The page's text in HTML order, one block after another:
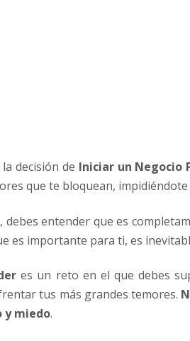
decisión de Iniciar un Negocio
que te bloquean,
debes entender que es
es importante para ti, es
es un reto en el que debes
tus más grandes temores.
y miedo.